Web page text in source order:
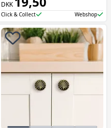
æstetik. Møbelknopperne er især
oplagte at bruge på skuffer.
DKK
Click & Collect Webshop